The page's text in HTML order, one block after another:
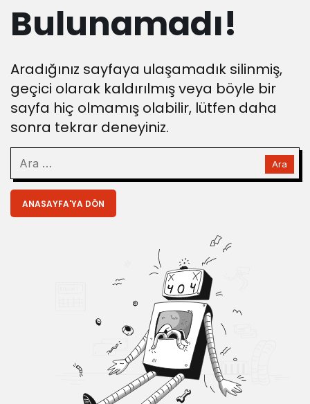
Bulunamadı!
Aradığınız sayfaya ulaşamadık silinmiş,
geçici olarak kaldırılmış veya böyle bir
sayfa hiç olmamış olabilir, lütfen daha
sonra tekrar deneyiniz.
ANASAYFA'YA DÖN